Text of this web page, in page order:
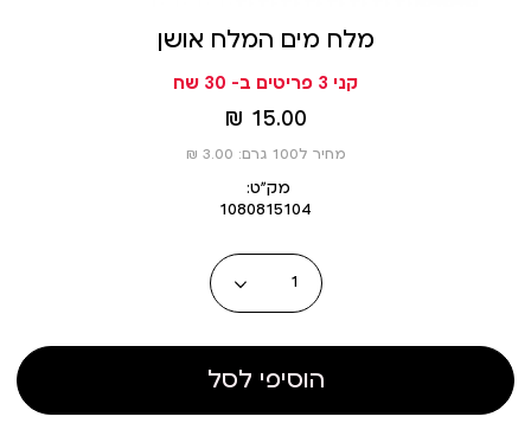
מלח מים המלח אושן
קני 3 פריטים ב- 30 שח
מחיר
מוצר
15.00 ₪
מחיר ל100 גרם: 3.00 ₪
מק״ט:
1080815104
כמות
הוסיפי לסל